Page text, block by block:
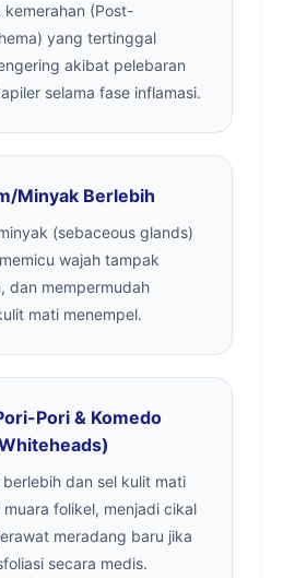
(Post-
yang tertinggal
akibat pelebaran
selama fase inflamasi.
Minyak Berlebih
(sebaceous glands)
wajah tampak
dan mempermudah
mati menempel.
Pori & Komedo
dan sel kulit mati
folikel, menjadi cikal
meradang baru jika
secara medis.